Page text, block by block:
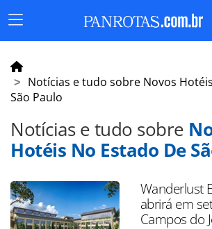
Menu
Principal
Notícias e tudo sobre Novos
São Paulo
Notícias e tudo sobre
Hotéis No Estado De
Wanderlust
abrirá em
Campos do